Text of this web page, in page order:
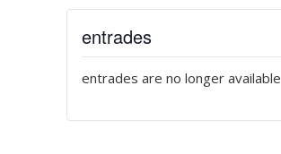
entrades
entrades are no longer available